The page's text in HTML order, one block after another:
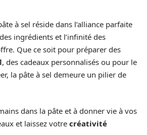
à sel réside dans l’alliance parfaite
des ingrédients et l’infinité des
Que ce soit pour préparer des
, des cadeaux personnalisés ou pour le
la pâte à sel demeure un pilier de
dans la pâte et à donner vie à vos
et laissez votre créativité